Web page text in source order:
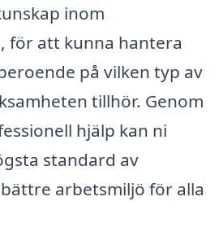
inom
för att kunna hantera
på vilken typ av
tillhör. Genom
hjälp kan ni
standard av
arbetsmiljö för alla